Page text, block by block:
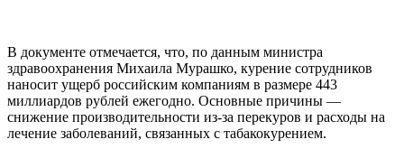
В документе отмечается, что, по данным министра
здравоохранения Михаила Мурашко, курение сотрудников
наносит ущерб российским компаниям в размере 443
миллиардов рублей ежегодно. Основные причины —
снижение производительности из-за перекуров и расходы на
лечение заболеваний, связанных с табакокурением.